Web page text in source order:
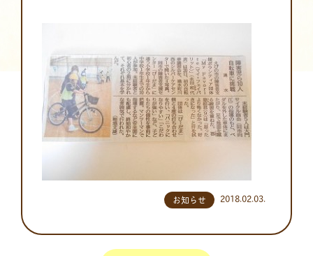
2018.02.03.
お知らせ